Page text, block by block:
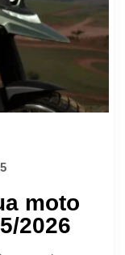
moto
2026